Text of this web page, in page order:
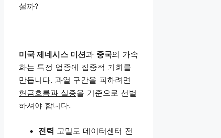
미국 제네시스 미션과 중국의 가속
화는 특정 업종에 집중적 기회를
만듭니다. 과열 구간을 피하려면
현금흐름과 실증을 기준으로 선별
하셔야 합니다.
전력 고밀도 데이터센터 전